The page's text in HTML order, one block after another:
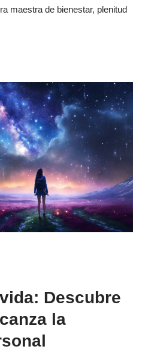
maestra de bienestar, plenitud
Descubre
la